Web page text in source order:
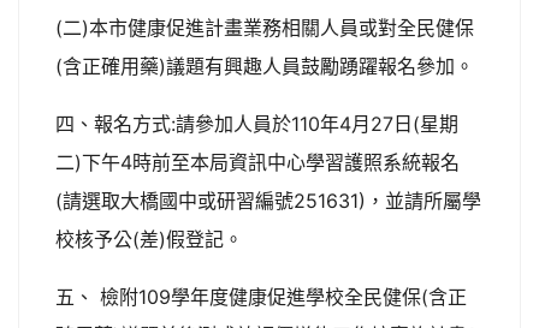
(二)本市健康促進計畫業務相關人員或對全民健保
(含正確用藥)議題有興趣人員鼓勵踴躍報名參加。
四、報名方式:請參加人員於110年4月27日(星期
二)下午4時前至本局資訊中心學習護照系統報名
(請選取大橋國中或研習編號251631)，並請所屬學
校核予公(差)假登記。
五、 檢附109學年度健康促進學校全民健保(含正